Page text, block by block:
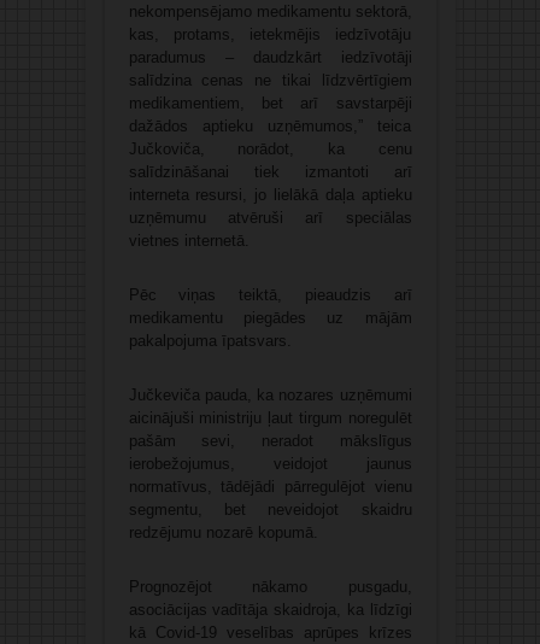
nekompensējamo medikamentu sektorā,
kas, protams, ietekmējis iedzīvotāju
paradumus – daudzkārt iedzīvotāji
salīdzina cenas ne tikai līdzvērtīgiem
medikamentiem, bet arī savstarpēji
dažādos aptieku uzņēmumos,” teica
Jučkoviča, norādot, ka cenu
salīdzināšanai tiek izmantoti arī
interneta resursi, jo lielākā daļa aptieku
uzņēmumu atvēruši arī speciālas
vietnes internetā.
Pēc viņas teiktā, pieaudzis arī
medikamentu piegādes uz mājām
pakalpojuma īpatsvars.
Jučkeviča pauda, ka nozares uzņēmumi
aicinājuši ministriju ļaut tirgum noregulēt
pašām sevi, neradot mākslīgus
ierobežojumus, veidojot jaunus
normatīvus, tādējādi pārregulējot vienu
segmentu, bet neveidojot skaidru
redzējumu nozarē kopumā.
Prognozējot nākamo pusgadu,
asociācijas vadītāja skaidroja, ka līdzīgi
kā Covid-19 veselības aprūpes krīzes